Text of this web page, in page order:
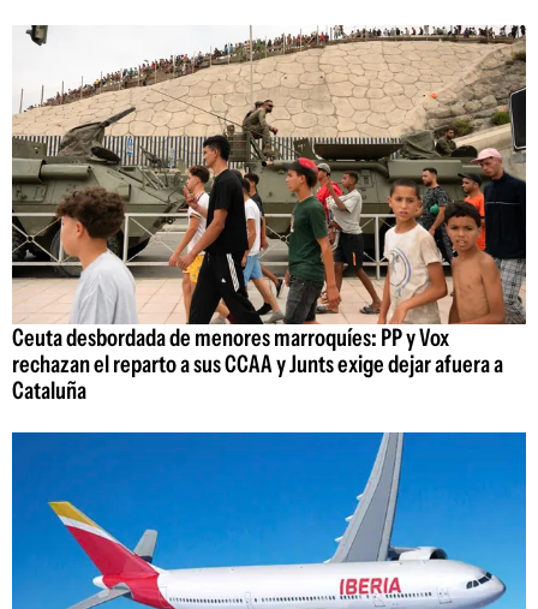
Ceuta desbordada de menores marroquíes: PP y Vox
rechazan el reparto a sus CCAA y Junts exige dejar afuera a
Cataluña